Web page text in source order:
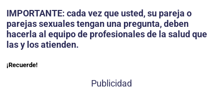
IMPORTANTE: cada vez que usted, su pareja o
parejas sexuales tengan una pregunta, deben
hacerla al equipo de profesionales de la salud que
las y los atienden.
¡Recuerde!
Publicidad